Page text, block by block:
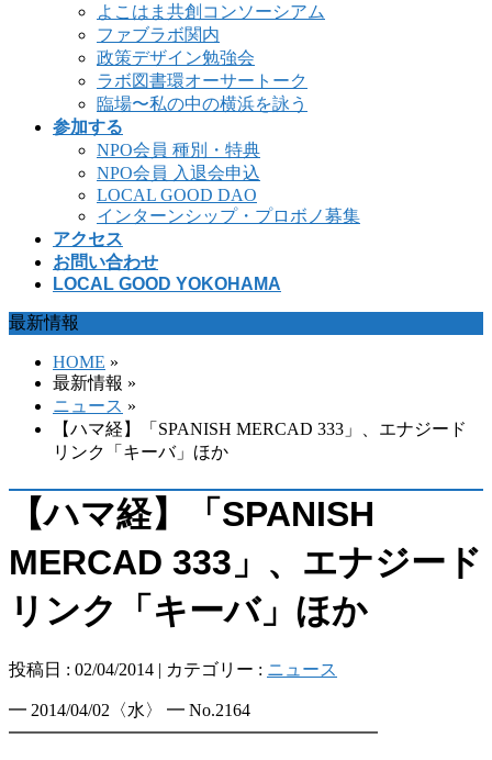
よこはま共創コンソーシアム
ファブラボ関内
政策デザイン勉強会
ラボ図書環オーサートーク
臨場〜私の中の横浜を詠う
参加する
NPO会員 種別・特典
NPO会員 入退会申込
LOCAL GOOD DAO
インターンシップ・プロボノ募集
アクセス
お問い合わせ
LOCAL GOOD YOKOHAMA
最新情報
HOME »
最新情報 »
ニュース »
【ハマ経】「SPANISH MERCAD 333」、エナジード
リンク「キーバ」ほか
【ハマ経】「SPANISH
MERCAD 333」、エナジード
リンク「キーバ」ほか
投稿日 : 02/04/2014 | カテゴリー : ニュース
━ 2014/04/02〈水〉 ━ No.2164
━━━━━━━━━━━━━━━━━━━━━